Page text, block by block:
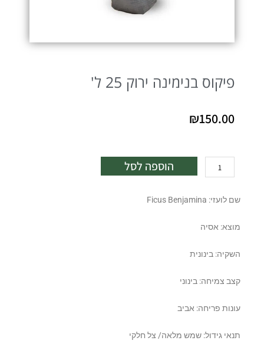
פיקוס בנימינה ירוק 25 ל'
₪150.00
של
בנימינה
25
הוספה לסל
שם לועזי: Ficus Benjamina
מוצא: אסיה
השקיה: בינונית
קצב צמיחה: בינוני
עונות פריחה: אביב
תנאי גידול: שמש מלאה/ צל חלקי